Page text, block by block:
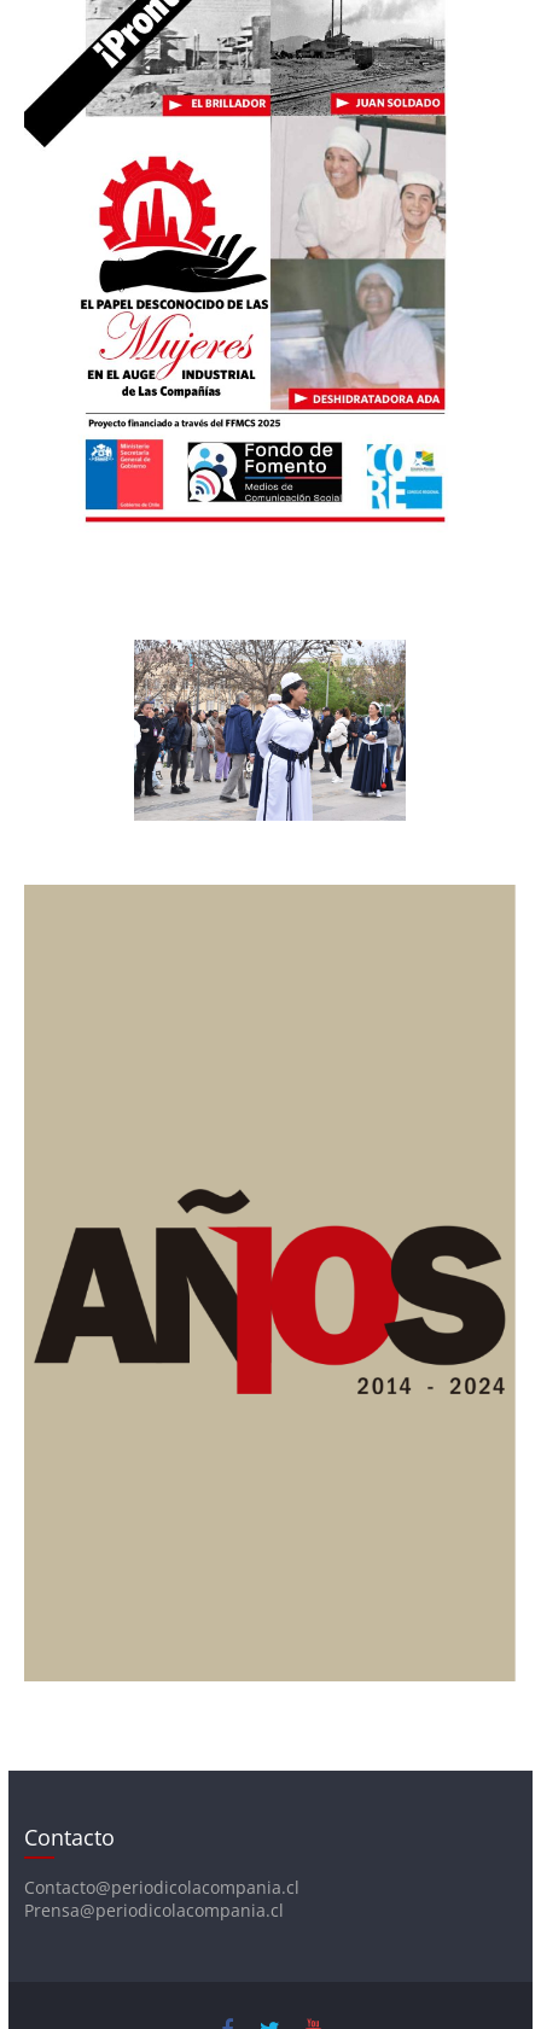
Contacto
Contacto@periodicolacompania.cl
Prensa@periodicolacompania.cl